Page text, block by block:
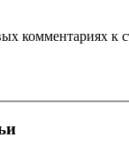
комментариях к